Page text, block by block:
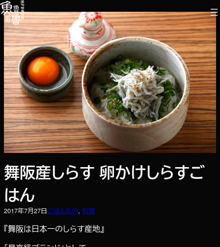
内
容
を
ス
キ
ッ
プ
舞阪産しらす 卵かけしらすご
はん
2017年7月27日ごはんもの, 料理
『舞阪は日本一のしらす産地』